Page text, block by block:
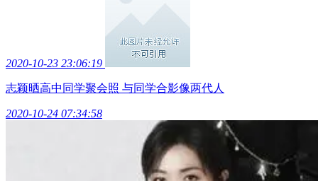
2020-10-23 23:06:19
志颖晒高中同学聚会照 与同学合影像两代人
2020-10-24 07:34:58